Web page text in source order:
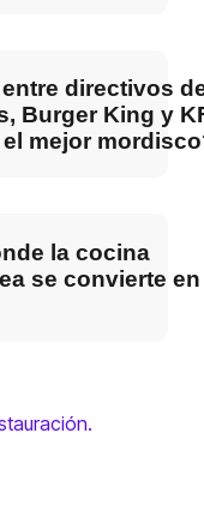
directivos
Burger King y
mejor
la cocina
se convierte